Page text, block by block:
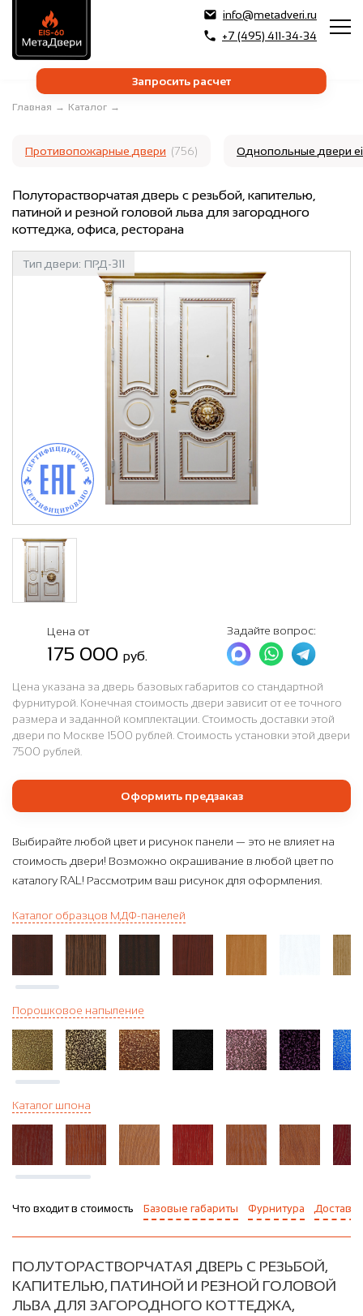
info@metadveri.ru
+7 (495) 411-34-34
Запросить расчет
Главная → Каталог →
Противопожарные двери (756) Однопольные двери
Полуторастворчатая дверь с резьбой, капителью,
патиной и резной головой льва для загородного
коттеджа, офиса, ресторана
Тип двери: ПРД-311
Цена от
175 000 руб.
Задайте вопрос:
Цена указана за дверь базовых габаритов со стандартной
фурнитурой. Конечная стоимость двери зависит от ее точного
размера и заданной комплектации. Стоимость доставки этой
двери по Москве 1500 рублей. Стоимость установки этой двери
7500 рублей.
Оформить предзаказ
Выбирайте любой цвет и рисунок панели — это не влияет на
стоимость двери! Возможно окрашивание в любой цвет по
каталогу RAL! Рассмотрим ваш рисунок для оформления.
Каталог образцов МДФ-панелей
Порошковое напыление
Каталог шпона
Что входит в стоимость Базовые габариты Фурнитура Доставка
ПОЛУТОРАСТВОРЧАТАЯ ДВЕРЬ С РЕЗЬБОЙ,
КАПИТЕЛЬЮ, ПАТИНОЙ И РЕЗНОЙ ГОЛОВОЙ
ЛЬВА ДЛЯ ЗАГОРОДНОГО КОТТЕДЖА,